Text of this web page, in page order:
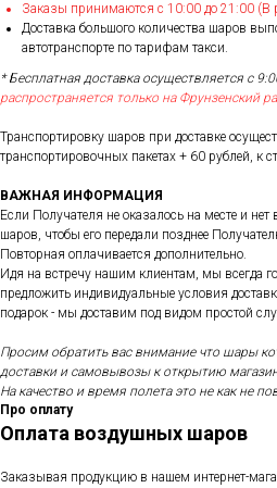
Заказы принимаются с 10:00 до 21:00 (В
Доставка большого количества шаров
автотранспорте по тарифам такси.
* Бесплатная доставка осуществляется с
распространяется только на Фрунзенский
Транспортировку шаров при доставке
транспортировочных пакетах + 60 рублей, к
ВАЖНАЯ ИНФОРМАЦИЯ
Если Получателя не оказалось на месте и нет
шаров, чтобы его передали позднее
Повторная оплачивается дополнительно.
Идя на встречу нашим клиентам, мы всегда
предложить индивидуальные условия
подарок - мы доставим под видом простой
Просим обратить вас внимание что шары
доставки и самовывозы к открытию
На качество и время полета это не как не
Про оплату
Оплата воздушных шаров
Заказывая продукцию в нашем интернет-